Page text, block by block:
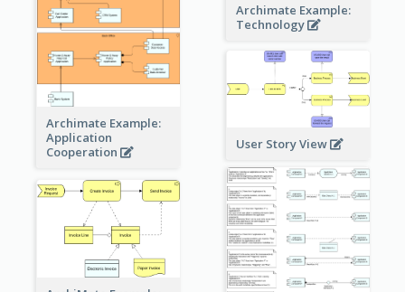
Archimate Example:
Technology
Archimate Example:
Application
Cooperation
User Story View